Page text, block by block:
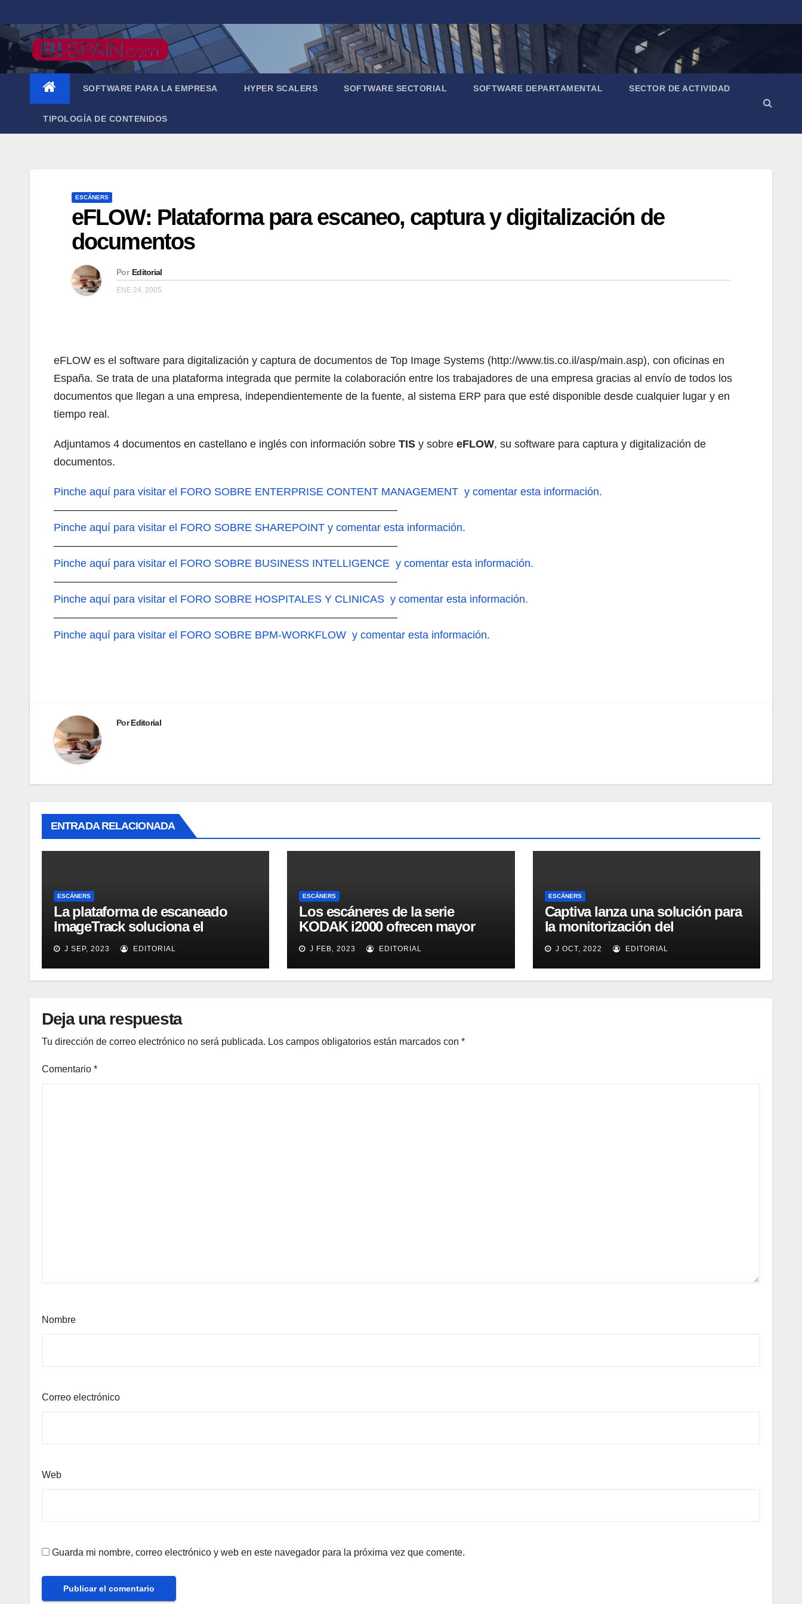
al
contenido
SOFTWARE PARA LA EMPRESA HYPER SCALERS SOFTWARE SECTORIAL SOFTWARE DEPARTAMENTAL SECTOR DE ACTIVIDAD
TIPOLOGÍA DE CONTENIDOS
ESCÁNERS
eFLOW: Plataforma para escaneo, captura y digitalización de
documentos
Por Editorial
ENE 24, 2005
eFLOW es el software para digitalización y captura de documentos de Top Image Systems (http://www.tis.co.il/asp/main.asp), con oficinas en
España. Se trata de una plataforma integrada que permite la colaboración entre los trabajadores de una empresa gracias al envío de todos los
documentos que llegan a una empresa, independientemente de la fuente, al sistema ERP para que esté disponible desde cualquier lugar y en
tiempo real.
Adjuntamos 4 documentos en castellano e inglés con información sobre TIS y sobre eFLOW, su software para captura y digitalización de
documentos.
Pinche aquí para visitar el FORO SOBRE ENTERPRISE CONTENT MANAGEMENT y comentar esta información.
————————————————————————————————
Pinche aquí para visitar el FORO SOBRE SHAREPOINT y comentar esta información.
————————————————————————————————
Pinche aquí para visitar el FORO SOBRE BUSINESS INTELLIGENCE y comentar esta información.
————————————————————————————————
Pinche aquí para visitar el FORO SOBRE HOSPITALES Y CLINICAS y comentar esta información.
————————————————————————————————
Pinche aquí para visitar el FORO SOBRE BPM-WORKFLOW y comentar esta información.
PorEditorial
ENTRADA RELACIONADA
ESCÁNERS
La plataforma de escaneado
ImageTrack soluciona el
problema de costes y cuello de
botella de los laboratorios
LabOne
J SEP, 2023 EDITORIAL
ESCÁNERS
Los escáneres de la serie
KODAK i2000 ofrecen mayor
eficacia, productividad y
colaboración en la oficina
J FEB, 2023 EDITORIAL
ESCÁNERS
Captiva lanza una solución para
la monitorización del
rendimiento de sistemas de
captura y ECM
J OCT, 2022 EDITORIAL
Deja una respuesta
Tu dirección de correo electrónico no será publicada. Los campos obligatorios están marcados con *
Comentario *
Nombre
Correo electrónico
Web
Guarda mi nombre, correo electrónico y web en este navegador para la próxima vez que comente.